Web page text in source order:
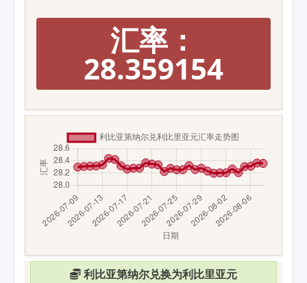
汇率：
28.359154
利比亚第纳尔兑换为利比里亚元